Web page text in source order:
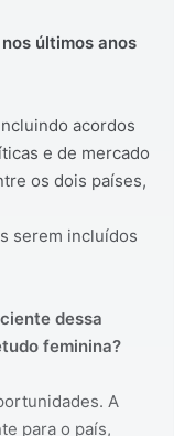
últimos anos
acordos
e de mercado
os dois países,
serem incluídos
dessa
feminina?
A
para o país,